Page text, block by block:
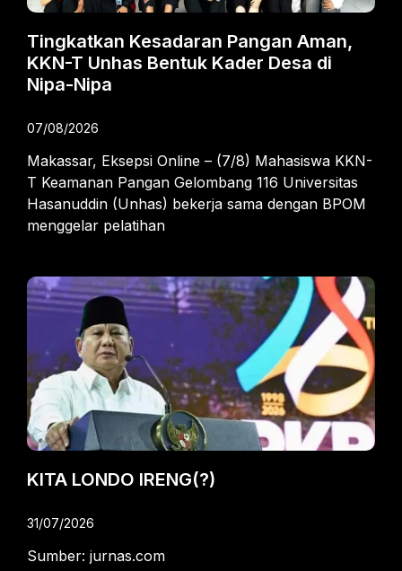
Tingkatkan Kesadaran Pangan Aman,
KKN-T Unhas Bentuk Kader Desa di
Nipa-Nipa
07/08/2026
Makassar, Eksepsi Online – (7/8) Mahasiswa KKN-
T Keamanan Pangan Gelombang 116 Universitas
Hasanuddin (Unhas) bekerja sama dengan BPOM
menggelar pelatihan
KITA LONDO IRENG(?)
31/07/2026
Sumber: jurnas.com